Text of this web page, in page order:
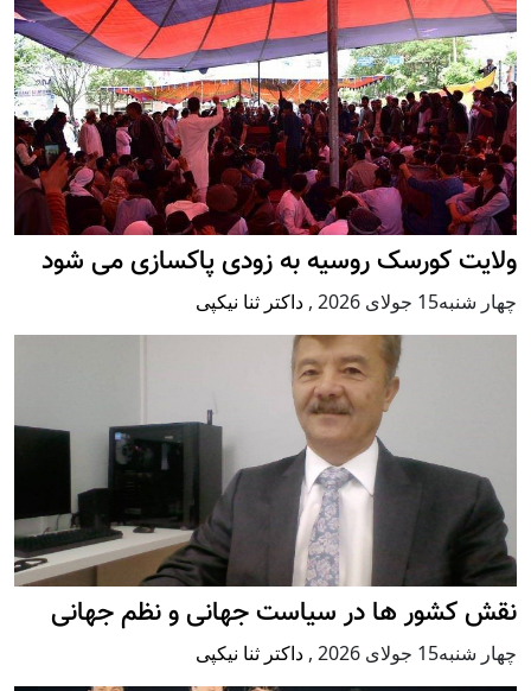
ولایت کورسک روسیه به زودی پاکسازی می شود
چهار شنبه15 جولای 2026 , داکتر ثنا نیکپی
نقش کشور ها در سیاست جهانی و نظم جهانی
چهار شنبه15 جولای 2026 , داکتر ثنا نیکپی